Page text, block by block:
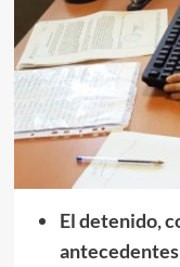
El detenido,